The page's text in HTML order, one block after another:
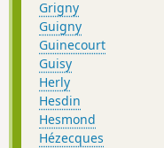
Grigny
Guigny
Guinecourt
Guisy
Herly
Hesdin
Hesmond
Hézecques